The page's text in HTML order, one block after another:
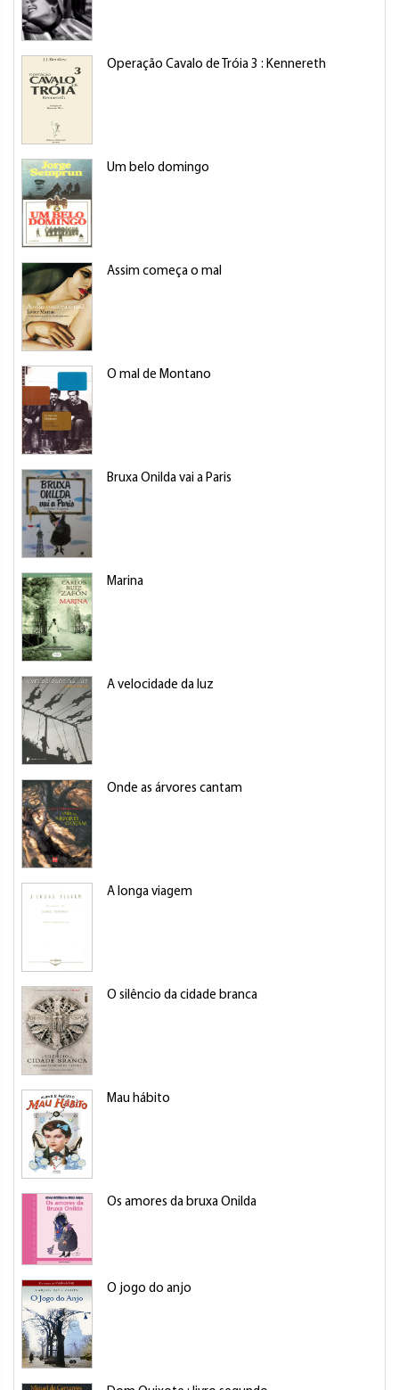
Operação Cavalo de Tróia 3 : Kennereth
Um belo domingo
Assim começa o mal
O mal de Montano
Bruxa Onilda vai a Paris
Marina
A velocidade da luz
Onde as árvores cantam
A longa viagem
O silêncio da cidade branca
Mau hábito
Os amores da bruxa Onilda
O jogo do anjo